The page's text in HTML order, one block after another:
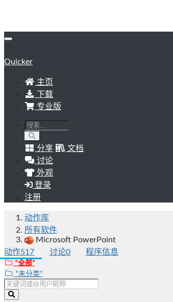
Quicker
主页
下载
专业版
分享
文档
讨论
外观
登录
注册
动作库
所有软件
Microsoft PowerPoint
动作517 讨论0 程序信息
*全部*
*未分类*